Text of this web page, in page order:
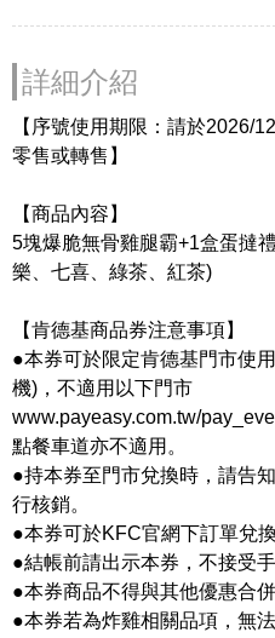
詳細介紹
【序號使用期限：請於2026/
零售或轉售】
【商品內容】
5塊爆脆無骨雞腿霸+1盒蛋撻
樂、七喜、綠茶、紅茶)
【肯德基商品券注意事項】
●本券可於限定肯德基門市使
機)，不適用以下門市
www.payeasy.com.tw/
點餐車道亦不適用。
●持本券至門市兌換時，請告
行核銷。
●本券可於KFC官網下訂單兌
●結帳前請出示本券，不接受
●本券商品不得與其他優惠合併
●本券若為炸雞相關品項，無法